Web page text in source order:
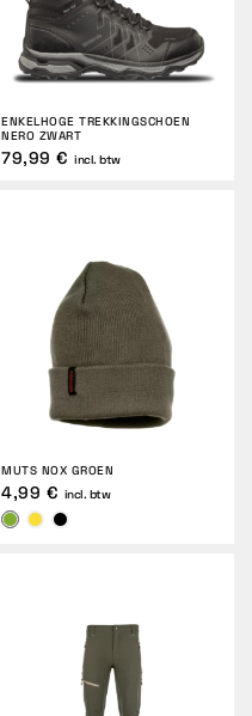
ENKELHOGE TREKKINGSCHOEN
NERO ZWART
79,99 € incl. btw
MUTS NOX GROEN
4,99 € incl. btw